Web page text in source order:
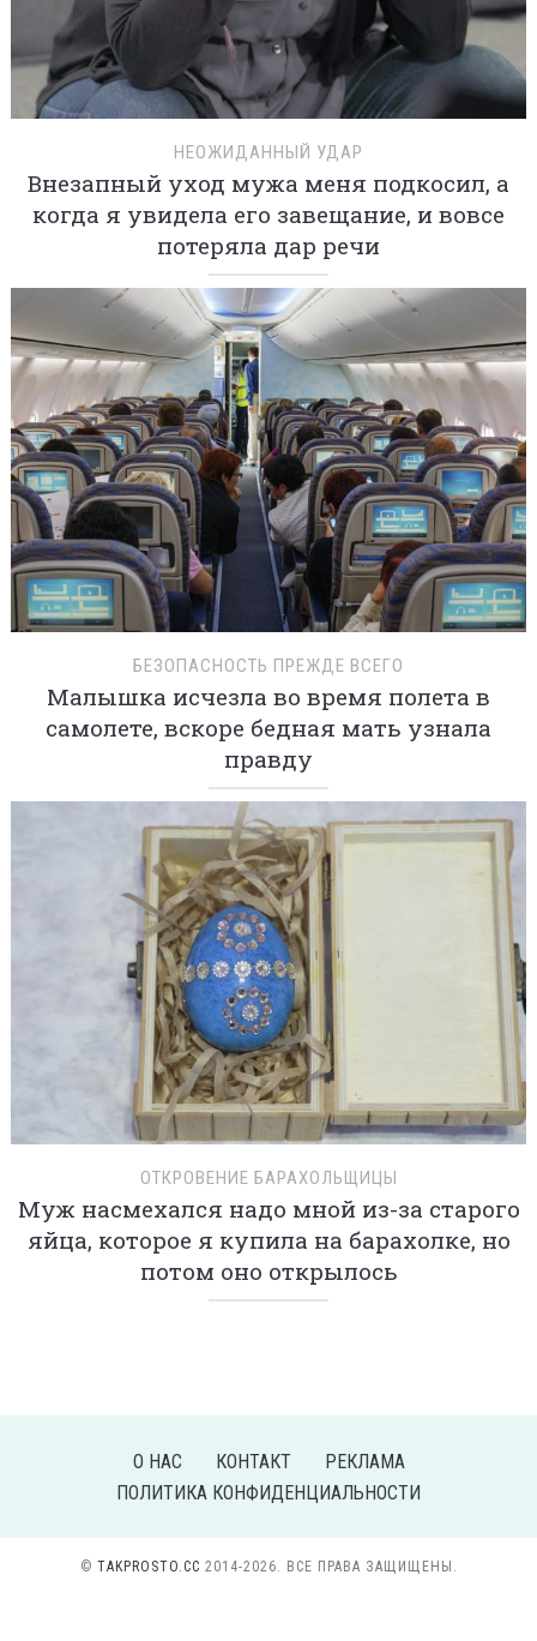
НЕОЖИДАННЫЙ УДАР
Внезапный уход мужа меня подкосил, а
когда я увидела его завещание, и вовсе
потеряла дар речи
БЕЗОПАСНОСТЬ ПРЕЖДЕ ВСЕГО
Малышка исчезла во время полета в
самолете, вскоре бедная мать узнала
правду
ОТКРОВЕНИЕ БАРАХОЛЬЩИЦЫ
Муж насмехался надо мной из-за старого
яйца, которое я купила на барахолке, но
потом оно открылось
О НАС КОНТАКТ
РЕКЛАМА
ПОЛИТИКА КОНФИДЕНЦИАЛЬНОСТИ
© TAKPROSTO.CC 2014-2026. ВСЕ ПРАВА ЗАЩИЩЕНЫ.